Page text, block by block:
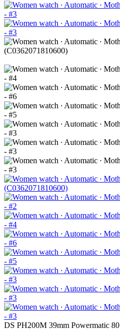
DS PH200M 39mm Powermatic 80